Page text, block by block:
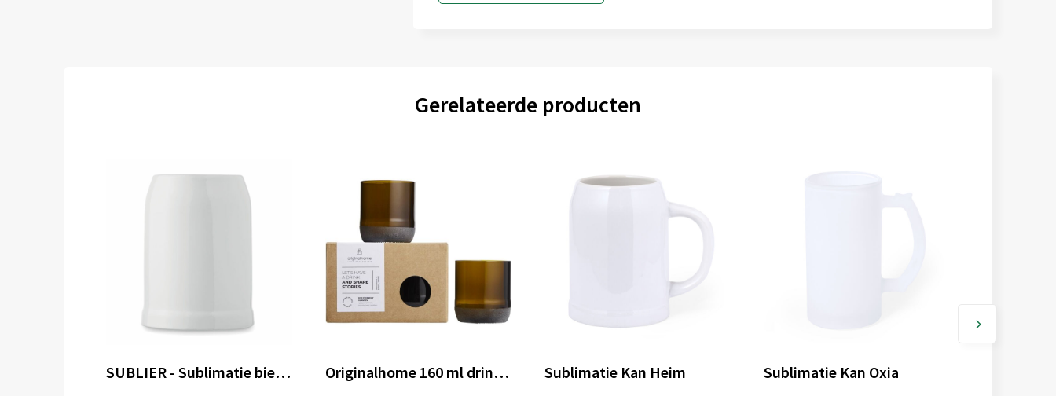
Gerelateerde producten
SUBLIER - Sublimatie bierpul 500 ml Originalhome 160 ml drinkglazen set Sublimatie Kan Heim Sublimatie Kan Oxia